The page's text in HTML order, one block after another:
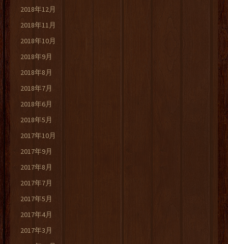
2018年12月
2018年11月
2018年10月
2018年9月
2018年8月
2018年7月
2018年6月
2018年5月
2017年10月
2017年9月
2017年8月
2017年7月
2017年5月
2017年4月
2017年3月